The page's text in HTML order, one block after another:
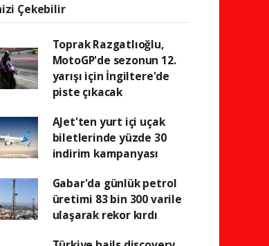
Çekebilir
Toprak Razgatlıoğlu,
MotoGP'de sezonun 12.
yarışı için İngiltere'de
piste çıkacak
AJet'ten yurt içi uçak
biletlerinde yüzde 30
indirim kampanyası
Gabar'da günlük petrol
üretimi 83 bin 300 varile
ulaşarak rekor kırdı